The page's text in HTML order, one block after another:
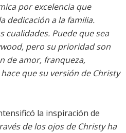
por excelencia que
dedicación a la familia.
cualidades. Puede que sea
pero su prioridad son
de amor, franqueza,
que su versión de Christy
la inspiración de
de los ojos de Christy ha